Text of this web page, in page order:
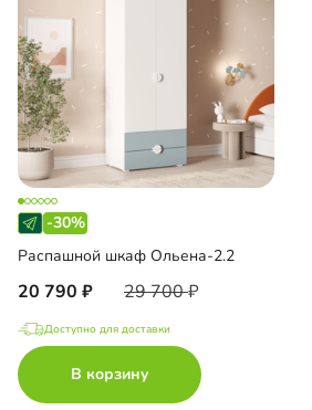
-30%
Распашной шкаф Ольена-2.2
20 790 29 700
Доступно для доставки
В корзину